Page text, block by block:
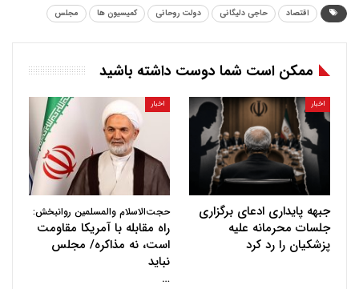
اقتصاد حاجی دلیگانی دولت روحانی کمیسیون ها مجلس
ممکن است شما دوست داشته باشید
اخبار
جبهه پایداری ادعای برگزاری
جلسات محرمانه علیه
پزشکیان را رد کرد
اخبار
حجت‌الاسلام والمسلمین روانبخش:
راه مقابله با آمریکا مقاومت
است، نه مذاکره/ مجلس
نباید
…